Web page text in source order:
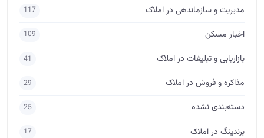
مدیریت و سازماندهی در املاک 117
اخبار مسکن 109
بازاریابی و تبلیغات در املاک 41
مذاکره و فروش در املاک 29
دسته‌بندی نشده 25
برندینگ در املاک 17